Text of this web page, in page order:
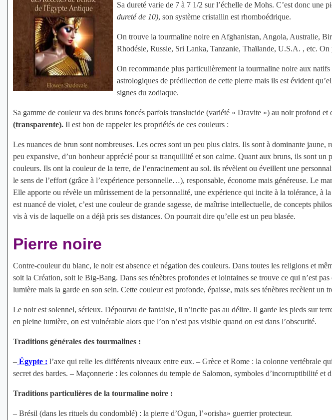
Sa dureté varie de 7 à 7 1/2 sur l’échelle de Mohs. C’est donc une
dureté de 10), son système cristallin est rhomboédrique.
On trouve la tourmaline noire en Afghanistan, Angola, Australie,
Rhodésie, Russie, Sri Lanka, Tanzanie, Thaïlande, U.S.A. , etc. On
On recommande plus particulièrement la tourmaline noire aux natifs
astrologiques de prédilection de cette pierre mais ils est évident
signes du zodiaque.
Sa gamme de couleur va des bruns foncés parfois translucide (variété « Dravite ») au noir profond et
(transparente).Il est bon de rappeler les propriétés de ces couleurs :
Les nuances de brun sont nombreuses. Les ocres sont un peu plus clairs. Ils sont à dominante jaune,
peu expansive, d’un bonheur apprécié pour sa tranquillité et son calme. Quant aux bruns, ils sont un
couleurs. Ils ont la couleur de la terre, de l’enracinement au sol. ils révèlent ou éveillent une
le sens de l’effort (grâce à l’expérience personnelle…), responsable, économe mais généreuse. Le
Elle apporte ou révèle un mûrissement de la personnalité, une expérience qui incite à la tolérance, à
est nuancé de violet, c’est une couleur de grande sagesse, de maîtrise intellectuelle, de concepts
vis à vis de laquelle on a déjà pris ses distances. On pourrait dire qu’elle est un peu blasée.
Pierre noire
Contre-couleur du blanc, le noir est absence et négation des couleurs. Dans toutes les religions et
soit la Création, soit le Big-Bang. Dans ses ténèbres profondes et lointaines se trouve ce qui n’est
lumière mais la garde en son sein. Cette couleur est profonde, épaisse, mais ses ténèbres recèlent un
Le noir est solennel, sérieux. Dépourvu de fantaisie, il n’incite pas au délire. Il garde les pieds sur
en pleine lumière, on est vulnérable alors que l’on n’est pas visible quand on est dans l’obscurité.
Traditions générales des tourmalines :
–Égypte : l’axe qui relie les différents niveaux entre eux. – Grèce et Rome : la colonne vertébrale
secret des bardes. – Maçonnerie : les colonnes du temple de Salomon, symboles d’incorruptibilité et
Traditions particulières de la tourmaline noire :
– Brésil (dans les rituels du condomblé) : la pierre d’Ogun, l’«orisha» guerrier protecteur.